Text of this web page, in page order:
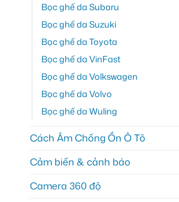
Bọc ghế da Subaru
Bọc ghế da Suzuki
Bọc ghế da Toyota
Bọc ghế da VinFast
Bọc ghế da Volkswagen
Bọc ghế da Volvo
Bọc ghế da Wuling
Cách Âm Chống Ồn Ô Tô
Cảm biến & cảnh báo
Camera 360 độ